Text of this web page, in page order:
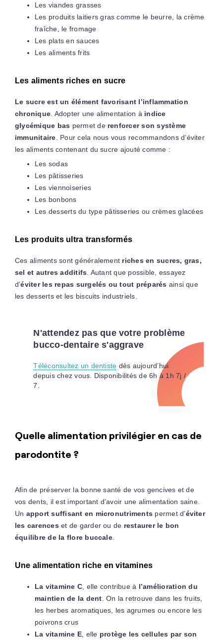
Les viandes grasses
Les produits laitiers gras comme le beurre, la crème
fraîche, le fromage
Les plats en sauces
Les aliments frits
Les aliments riches en sucre
Le sucre est un élément favorisant l’inflammation
chronique . Adopter une alimentation à indice
glycémique bas permet de renforcer son système
immunitaire . Pour cela nous vous recommandons d’éviter
les aliments contenant du sucre ajouté comme :
Les sodas
Les pâtisseries
Les viennoiseries
Les bonbons
Les desserts du type pâtisseries ou crèmes glacées
Les produits ultra transformés
Ces aliments sont généralement riches en sucres, gras,
sel et autres additifs . Autant que possible, essayez
d’éviter les repas surgelés ou tout préparés ainsi que
les desserts et les biscuits industriels.
N'attendez pas que votre problème
bucco-dentaire s'aggrave
Téléconsultez un dentiste dès aujourd’hui
depuis chez vous. Disponibilités de 6h à 1h 7j /
7.
Quelle alimentation privilégier en cas de
parodontite ?
Afin de préserver la bonne santé de vos gencives et de
vos dents, il est important d’avoir une alimentation saine.
Un apport suffisant en micronutriments permet d’éviter
les carences et de garder ou de restaurer le bon
équilibre de la flore buccale.
Une alimentation riche en vitamines
La vitamine C , elle contribue à l’amélioration du
maintien de la dent . On la retrouve dans les fruits,
les herbes aromatiques, les agrumes ou encore les
poivrons crus
La vitamine E , elle protège les cellules par son